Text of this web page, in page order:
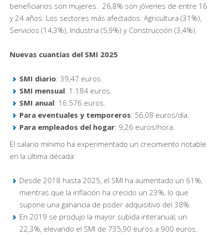
beneficiarios son mujeres. ️ 26,8% son jóvenes de entre 16
y 24 años. Los sectores más afectados: Agricultura (31%),
Servicios (14,3%), Industria (5,9%) y Construcción (3,4%).
Nuevas cuantías del SMI 2025
SMI diario: 39,47 euros.
SMI mensual: 1.184 euros.
SMI anual: 16.576 euros.
Para eventuales y temporeros: 56,08 euros/día.
Para empleados del hogar: 9,26 euros/hora.
El salario mínimo ha experimentado un crecimiento notable
en la última década:
Desde 2018 hasta 2025, el SMI ha aumentado un 61%,
mientras que la inflación ha crecido un 23%, lo que
supone una ganancia de poder adquisitivo del 38%.
En 2019 se produjo la mayor subida interanual, un
22,3%, elevando el SMI de 735,90 euros a 900 euros.